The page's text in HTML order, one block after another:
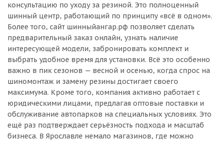
консультацию по уходу за резиной. Это полноценный
шинный центр, работающий по принципу «всё в одном».
Более того, сайт шинныйангар.рф позволяет сделать
предварительный заказ онлайн, узнать наличие
интересующей модели, забронировать комплект и
выбрать удобное время для установки. Всё это особенно
важно в пик сезонов — весной и осенью, когда спрос на
шиномонтаж и замену резины достигает своего
максимума. Кроме того, компания активно работает с
юридическими лицами, предлагая оптовые поставки и
обслуживание автопарков на специальных условиях. Это
ещё раз подтверждает серьёзность подхода и масштаб
бизнеса. В Ярославле немало магазинов, где можно